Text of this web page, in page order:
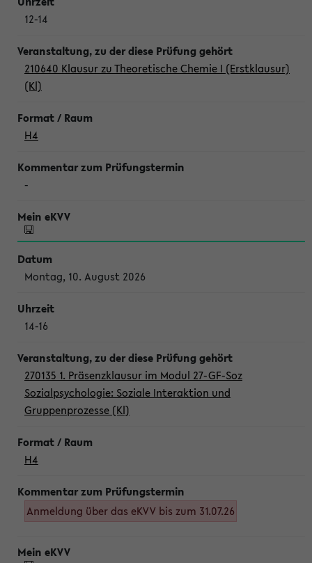
12-14
210640 Klausur zu Theoretische Chemie I (Erstklausur)
(Kl)
H4
-
Montag, 10. August 2026
14-16
270135 1. Präsenzklausur im Modul 27-GF-Soz
Sozialpsychologie: Soziale Interaktion und
Gruppenprozesse (Kl)
H4
Anmeldung über das eKVV bis zum 31.07.26